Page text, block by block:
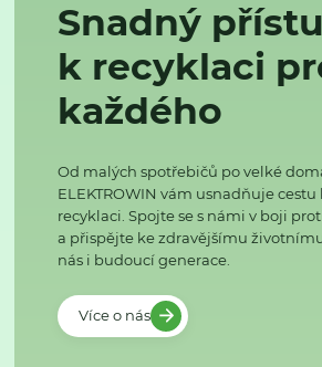
Snadný
k recyklaci
každého
Od malých spotřebičů po velké
ELEKTROWIN vám usnadňuje
recyklaci. Spojte se s námi v boji
a přispějte ke zdravějšímu
nás i budoucí generace.
Více o nás